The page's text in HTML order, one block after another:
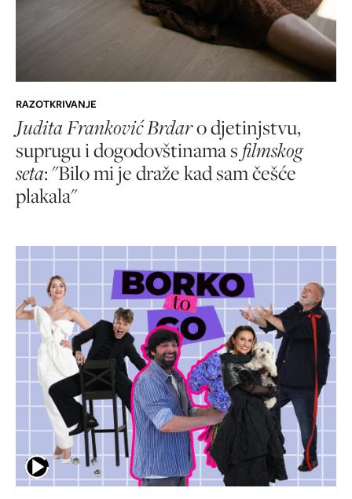
RAZOTKRIVANJE
Judita Franković Brdaro djetinjstvu,
suprugu i dogodovštinama s filmskog
seta: "Bilo mi je draže kad sam češće
plakala"